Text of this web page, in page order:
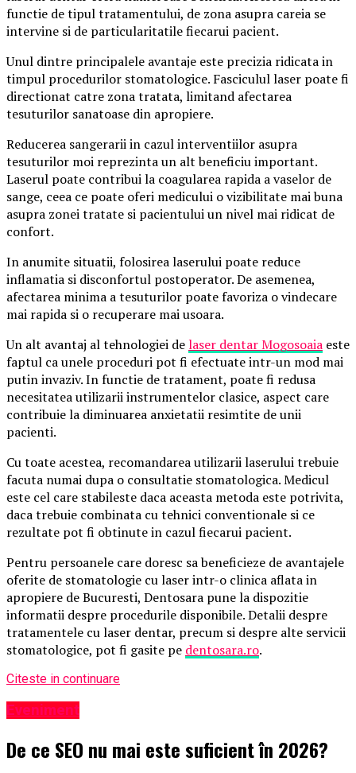
functie de tipul tratamentului, de zona asupra careia se
intervine si de particularitatile fiecarui pacient.
Unul dintre principalele avantaje este precizia ridicata in
timpul procedurilor stomatologice. Fasciculul laser poate fi
directionat catre zona tratata, limitand afectarea
tesuturilor sanatoase din apropiere.
Reducerea sangerarii in cazul interventiilor asupra
tesuturilor moi reprezinta un alt beneficiu important.
Laserul poate contribui la coagularea rapida a vaselor de
sange, ceea ce poate oferi medicului o vizibilitate mai buna
asupra zonei tratate si pacientului un nivel mai ridicat de
confort.
In anumite situatii, folosirea laserului poate reduce
inflamatia si disconfortul postoperator. De asemenea,
afectarea minima a tesuturilor poate favoriza o vindecare
mai rapida si o recuperare mai usoara.
Un alt avantaj al tehnologiei delaser dentar Mogosoaia este
faptul ca unele proceduri pot fi efectuate intr-un mod mai
putin invaziv. In functie de tratament, poate fi redusa
necesitatea utilizarii instrumentelor clasice, aspect care
contribuie la diminuarea anxietatii resimtite de unii
pacienti.
Cu toate acestea, recomandarea utilizarii laserului trebuie
facuta numai dupa o consultatie stomatologica. Medicul
este cel care stabileste daca aceasta metoda este potrivita,
daca trebuie combinata cu tehnici conventionale si ce
rezultate pot fi obtinute in cazul fiecarui pacient.
Pentru persoanele care doresc sa beneficieze de avantajele
oferite de stomatologie cu laser intr-o clinica aflata in
apropiere de Bucuresti, Dentosara pune la dispozitie
informatii despre procedurile disponibile. Detalii despre
tratamentele cu laser dentar, precum si despre alte servicii
stomatologice, pot fi gasite pe dentosara.ro.
Citeste in continuare
Eveniment
De ce SEO nu mai este suficient în 2026?